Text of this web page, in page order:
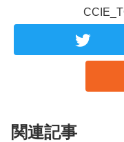
関連記事